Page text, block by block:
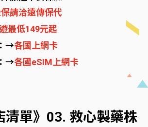
請洽遠傳保代
最低149元起
→各國上網卡
→各國eSIM上網卡
清單》03. 救心製藥株